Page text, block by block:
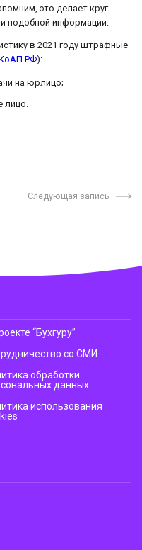
это делает круг
подобной информации.
в 2021 году штрафные
КоАП РФ):
на юрлицо;
лицо.
Следующая запись
“Бухгуру”
со СМИ
обработки
данных
использования